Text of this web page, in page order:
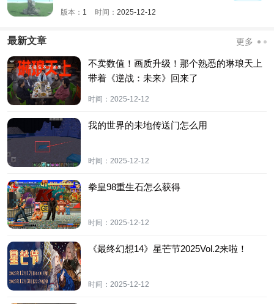
版本： 1 时间： 2025-12-12
最新文章 更多
不卖数值！画质升级！那个熟悉的琳琅天上
带着《逆战：未来》回来了
时间： 2025-12-12
我的世界的未地传送门怎么用
时间： 2025-12-12
拳皇98重生石怎么获得
时间： 2025-12-12
《最终幻想14》星芒节2025Vol.2来啦！
时间： 2025-12-12